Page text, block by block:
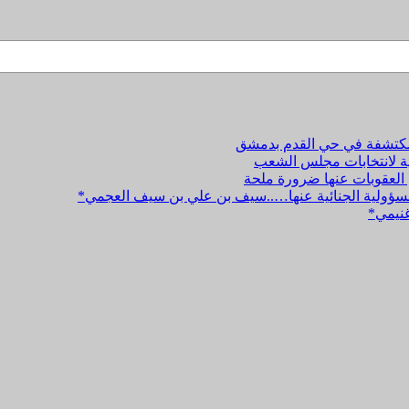
في حي القدم بدمشق
لانتخابات مجلس الشعب
العقوبات عنها ضرورة ملحة
الجنائية عنها…..سيف بن علي بن سيف العجمي*